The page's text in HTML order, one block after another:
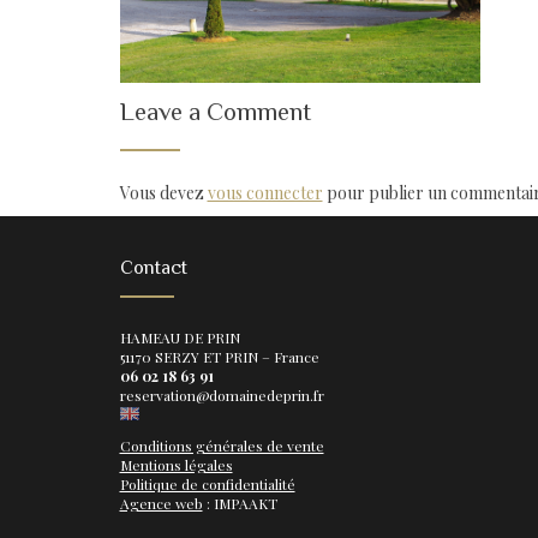
Leave a Comment
Vous devez vous connecter pour publier un
Contact
HAMEAU DE PRIN
51170 SERZY ET PRIN – France
06 02 18 63 91
reservation@domainedeprin.fr
Conditions générales de vente
Mentions légales
Politique de confidentialité
Agence web : IMPAAKT